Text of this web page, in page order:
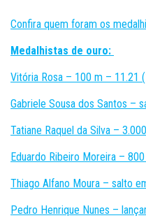
Confira quem foram os
Medalhistas de ouro:
Vitória Rosa – 100 m – 11.21
Gabriele Sousa dos Santos –
Tatiane Raquel da Silva –
Eduardo Ribeiro Moreira –
Thiago Alfano Moura – salto
Pedro Henrique Nunes –